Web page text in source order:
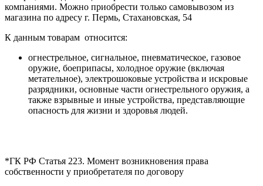
компаниями. Можно приобрести только самовывозом из
магазина по адресу г. Пермь, Стахановская, 54
К данным товарам относится:
огнестрельное, сигнальное, пневматическое, газовое
оружие, боеприпасы, холодное оружие (включая
метательное), электрошоковые устройства и искровые
разрядники, основные части огнестрельного оружия, а
также взрывные и иные устройства, представляющие
опасность для жизни и здоровья людей.
*ГК РФ Статья 223. Момент возникновения права
собственности у приобретателя по договору